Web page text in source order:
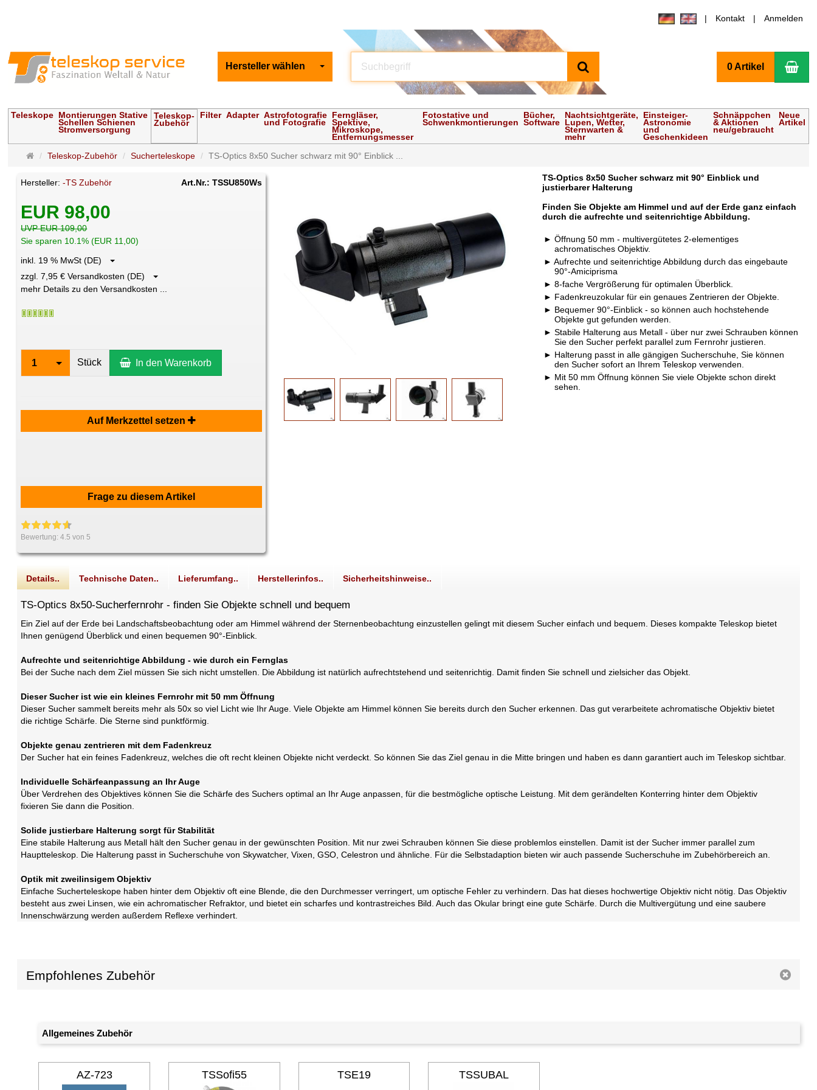
Kontakt Anmelden
Hersteller wählen 0 Artikel
Teleskope Montierungen Stative
Schellen Schienen
Stromversorgung
Teleskop-
Zubehör
Filter Adapter Astrofotografie
und Fotografie
Ferngläser,
Spektive,
Mikroskope,
Entfernungsmesser
Fotostative und
Schwenkmontierungen
Bücher,
Software
Nachtsichtgeräte,
Lupen, Wetter,
Sternwarten &
mehr
Einsteiger-
Astronomie
und
Geschenkideen
Schnäppchen
& Aktionen
neu/gebraucht
Neue
Artikel
Startseite
Teleskop-Zubehör Sucherteleskope TS-Optics 8x50 Sucher schwarz mit 90° Einblick ...
Hersteller:-TS Zubehör Art.Nr.: TSSU850Ws
EUR 98,00
UVP EUR 109,00
Sie sparen 10.1% (EUR 11,00)
inkl. 19 % MwSt (DE)
zzgl. 7,95 € Versandkosten (DE)
mehr Details zu den Versandkosten ...
1 Stück In den Warenkorb
Auf Merkzettel setzen
Frage zu diesem Artikel
Bewertung:4.5 von 5
TS-Optics 8x50 Sucher schwarz mit 90° Einblick und
justierbarer Halterung
Finden Sie Objekte am Himmel und auf der Erde ganz einfach
durch die aufrechte und seitenrichtige Abbildung.
Öffnung 50 mm - multivergütetes 2-elementiges
achromatisches Objektiv.
Aufrechte und seitenrichtige Abbildung durch das eingebaute
90°-Amiciprisma
8-fache Vergrößerung für optimalen Überblick.
Fadenkreuzokular für ein genaues Zentrieren der Objekte.
Bequemer 90°-Einblick - so können auch hochstehende
Objekte gut gefunden werden.
Stabile Halterung aus Metall - über nur zwei Schrauben können
Sie den Sucher perfekt parallel zum Fernrohr justieren.
Halterung passt in alle gängigen Sucherschuhe, Sie können
den Sucher sofort an Ihrem Teleskop verwenden.
Mit 50 mm Öffnung können Sie viele Objekte schon direkt
sehen.
Details.. Technische Daten.. Lieferumfang.. Herstellerinfos.. Sicherheitshinweise..
TS-Optics 8x50-Sucherfernrohr - finden Sie Objekte schnell und bequem
Ein Ziel auf der Erde bei Landschaftsbeobachtung oder am Himmel während der Sternenbeobachtung einzustellen gelingt mit diesem Sucher einfach und bequem. Dieses kompakte Teleskop bietet
Ihnen genügend Überblick und einen bequemen 90°-Einblick.
Aufrechte und seitenrichtige Abbildung - wie durch ein Fernglas
Bei der Suche nach dem Ziel müssen Sie sich nicht umstellen. Die Abbildung ist natürlich aufrechtstehend und seitenrichtig. Damit finden Sie schnell und zielsicher das Objekt.
Dieser Sucher ist wie ein kleines Fernrohr mit 50 mm Öffnung
Dieser Sucher sammelt bereits mehr als 50x so viel Licht wie Ihr Auge. Viele Objekte am Himmel können Sie bereits durch den Sucher erkennen. Das gut verarbeitete achromatische Objektiv bietet
die richtige Schärfe. Die Sterne sind punktförmig.
Objekte genau zentrieren mit dem Fadenkreuz
Der Sucher hat ein feines Fadenkreuz, welches die oft recht kleinen Objekte nicht verdeckt. So können Sie das Ziel genau in die Mitte bringen und haben es dann garantiert auch im Teleskop sichtbar.
Individuelle Schärfeanpassung an Ihr Auge
Über Verdrehen des Objektives können Sie die Schärfe des Suchers optimal an Ihr Auge anpassen, für die bestmögliche optische Leistung. Mit dem gerändelten Konterring hinter dem Objektiv
fixieren Sie dann die Position.
Solide justierbare Halterung sorgt für Stabilität
Eine stabile Halterung aus Metall hält den Sucher genau in der gewünschten Position. Mit nur zwei Schrauben können Sie diese problemlos einstellen. Damit ist der Sucher immer parallel zum
Hauptteleskop. Die Halterung passt in Sucherschuhe von Skywatcher, Vixen, GSO, Celestron und ähnliche. Für die Selbstadaption bieten wir auch passende Sucherschuhe im Zubehörbereich an.
Optik mit zweilinsigem Objektiv
Einfache Sucherteleskope haben hinter dem Objektiv oft eine Blende, die den Durchmesser verringert, um optische Fehler zu verhindern. Das hat dieses hochwertige Objektiv nicht nötig. Das Objektiv
besteht aus zwei Linsen, wie ein achromatischer Refraktor, und bietet ein scharfes und kontrastreiches Bild. Auch das Okular bringt eine gute Schärfe. Durch die Multivergütung und eine saubere
Innenschwärzung werden außerdem Reflexe verhindert.
Empfohlenes Zubehör
Allgemeines Zubehör
AZ-723 TSSofi55 TSE19 TSSUBAL